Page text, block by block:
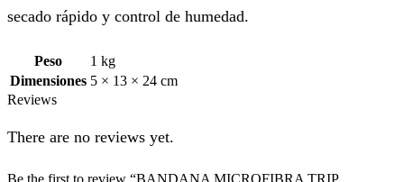
secado rápido y control de humedad.
Peso
1 kg
Dimensiones 5 × 13 × 24 cm
Reviews
There are no reviews yet.
Be the first to review “BANDANA MICROFIBRA TRIP